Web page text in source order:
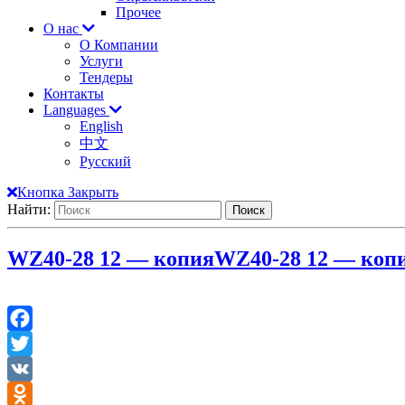
Прочее
О нас
О Компании
Услуги
Тендеры
Контакты
Languages
English
中文
Русский
Кнопка Закрыть
Найти:
WZ40-28 12 — копияWZ40-28 12 —
Facebook
Twitter
VK